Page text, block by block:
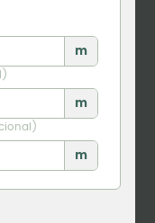
m
m
m